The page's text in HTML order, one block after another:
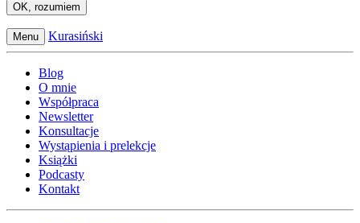
OK, rozumiem
Menu Kurasiński
Blog
O mnie
Współpraca
Newsletter
Konsultacje
Wystąpienia i prelekcje
Książki
Podcasty
Kontakt